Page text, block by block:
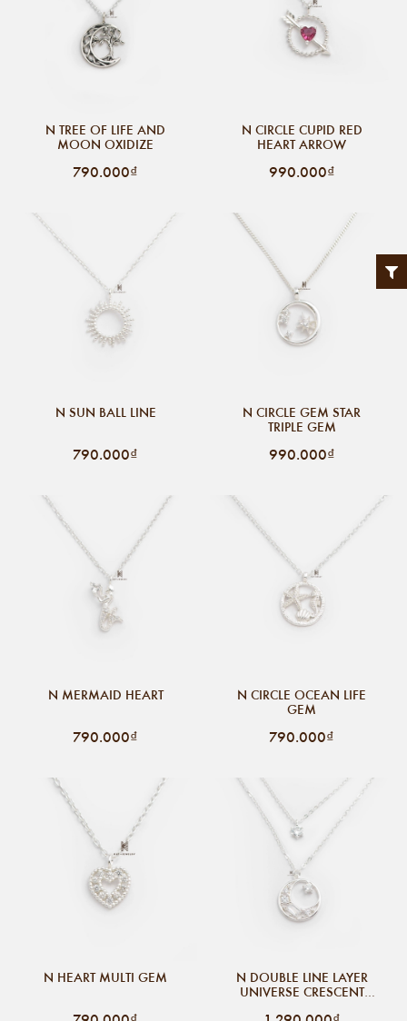
N TREE OF LIFE AND
MOON OXIDIZE
790.000₫
N CIRCLE CUPID RED
HEART ARROW
990.000₫
N SUN BALL LINE
790.000₫
N CIRCLE GEM STAR
TRIPLE GEM
990.000₫
N MERMAID HEART
790.000₫
N CIRCLE OCEAN LIFE
GEM
790.000₫
N HEART MULTI GEM N DOUBLE LINE LAYER
UNIVERSE CRESCENT